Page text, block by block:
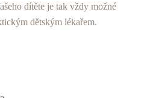
dítěte je tak vždy možné
dětským lékařem.